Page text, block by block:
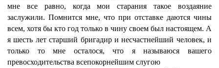
мне все равно, когда мои старания такое воздаяние
заслужили. Помнится мне, что при отставке даются чины
всем, хотя бы кто год только в чину своем был настоящем. А
я шесть лет старший бригадир и несчастнейший человек, и
только то мне осталося, что я называюся вашего
превосходительства всепокорнейшим слугою